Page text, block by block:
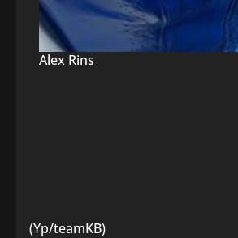
Alex Rins
(Yp/teamKB)